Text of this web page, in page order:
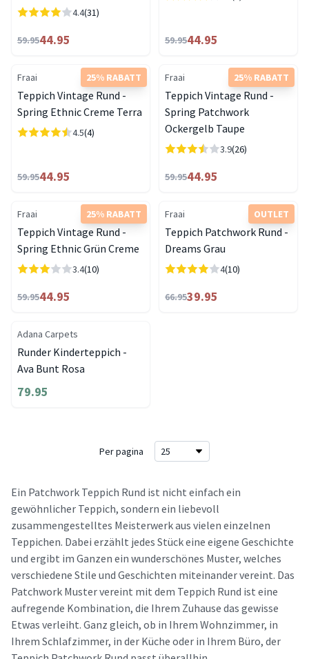
4.4(31)
59.9544.95 59.9544.95
25% RABATT
Fraai
Teppich Vintage Rund -
Spring Ethnic Creme Terra
4.5(4)
59.9544.95
25% RABATT
Fraai
Teppich Vintage Rund -
Spring Patchwork
Ockergelb Taupe
3.9(26)
59.9544.95
25% RABATT
Fraai
Teppich Vintage Rund -
Spring Ethnic Grün Creme
3.4(10)
59.9544.95
OUTLET
Fraai
Teppich Patchwork Rund -
Dreams Grau
4(10)
66.9539.95
Adana Carpets
Runder Kinderteppich -
Ava Bunt Rosa
79.95
Per pagina
Ein Patchwork Teppich Rund ist nicht einfach ein
gewöhnlicher Teppich, sondern ein liebevoll
zusammengestelltes Meisterwerk aus vielen einzelnen
Teppichen. Dabei erzählt jedes Stück eine eigene Geschichte
und ergibt im Ganzen ein wunderschönes Muster, welches
verschiedene Stile und Geschichten miteinander vereint. Das
Patchwork Muster vereint mit dem Teppich Rund ist eine
aufregende Kombination, die Ihrem Zuhause das gewisse
Etwas verleiht. Ganz gleich, ob in Ihrem Wohnzimmer, in
Ihrem Schlafzimmer, in der Küche oder in Ihrem Büro, der